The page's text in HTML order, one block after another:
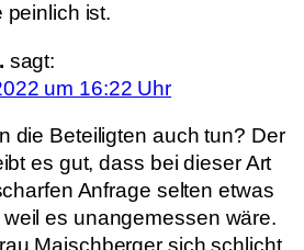
peinlich ist.
sagt:
um 16:22 Uhr
die Beteiligten auch tun? Der
es gut, dass bei dieser Art
Anfrage selten etwas
es unangemessen wäre.